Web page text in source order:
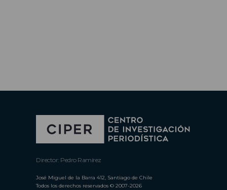
Director: Pedro Ramírez
José Miguel de la Barra 412, Santiago de Chile
Todos los derechos reservados © 2007-2026